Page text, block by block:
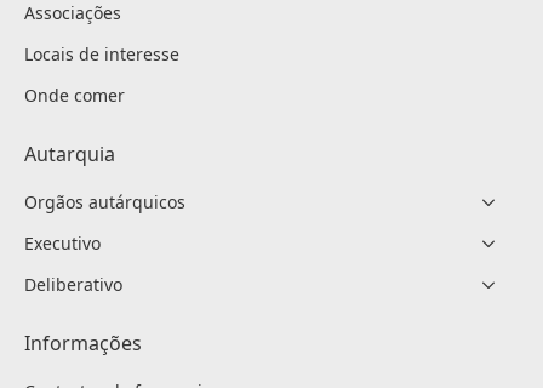
Associações
Locais de interesse
Onde comer
Autarquia
Orgãos autárquicos
Executivo
Deliberativo
Informações